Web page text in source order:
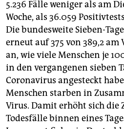
5.236 Fälle weniger als am
Woche, als 36.059
Die bundesweite Sieben-
erneut auf 375 von 389,2 am
an, wie viele Menschen je
in den vergangenen sieben
Coronavirus angesteckt
Menschen starben in
Virus. Damit erhöht sich die
Todesfälle binnen eines